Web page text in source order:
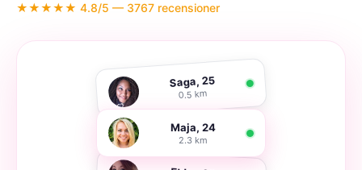
★★★★★ 4.8/5 — 3767 recensioner
Saga, 25
0.5 km
Maja, 24
2.3 km